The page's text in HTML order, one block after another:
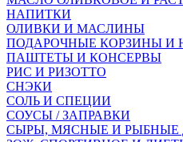
НАПИТКИ
ОЛИВКИ И МАСЛИНЫ
ПОДАРОЧНЫЕ КОРЗИНЫ И
ПАШТЕТЫ И КОНСЕРВЫ
РИС И РИЗОТТО
СНЭКИ
СОЛЬ И СПЕЦИИ
СОУСЫ / ЗАПРАВКИ
СЫРЫ, МЯСНЫЕ И РЫБНЫЕ